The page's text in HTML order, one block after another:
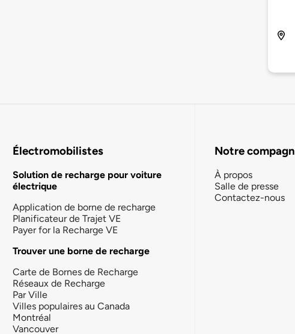
Électromobilistes
Solution de recharge pour voiture
électrique
Application de borne de recharge
Planificateur de Trajet VE
Payer for la Recharge VE
Trouver une borne de recharge
Carte de Bornes de Recharge
Réseaux de Recharge
Par Ville
Villes populaires au Canada
Montréal
Vancouver
Notre
À propos
Salle de presse
Contactez-nous